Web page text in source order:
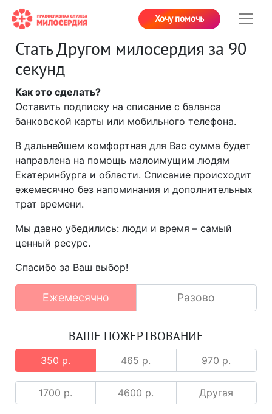
Хочу помочь
Стать Другом милосердия за 90
секунд
Как это сделать?
Оставить подписку на списание с баланса
банковской карты или мобильного телефона.
В дальнейшем комфортная для Вас сумма будет
направлена на помощь малоимущим людям
Екатеринбурга и области. Списание происходит
ежемесячно без напоминания и дополнительных
трат времени.
Мы давно убедились: люди и время – самый
ценный ресурс.
Спасибо за Ваш выбор!
Ежемесячно Разово
ВАШЕ ПОЖЕРТВОВАНИЕ
350 р. 465 р. 970 р.
1700 р. 4600 р. Другая